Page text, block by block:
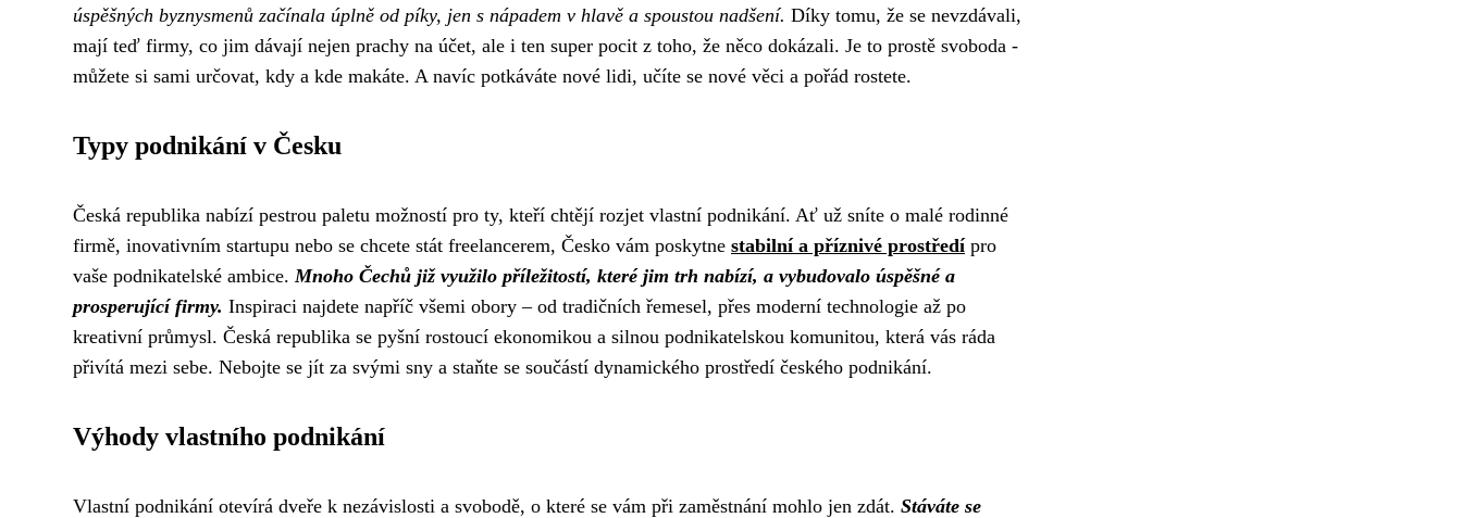
úspěšných byznysmenů začínala úplně od píky, jen s nápadem v hlavě a spoustou nadšení. Díky tomu, že se nevzdávali,
mají teď firmy, co jim dávají nejen prachy na účet, ale i ten super pocit z toho, že něco dokázali. Je to prostě svoboda -
můžete si sami určovat, kdy a kde makáte. A navíc potkáváte nové lidi, učíte se nové věci a pořád rostete.
Typy podnikání v Česku
Česká republika nabízí pestrou paletu možností pro ty, kteří chtějí rozjet vlastní podnikání. Ať už sníte o malé rodinné
firmě, inovativním startupu nebo se chcete stát freelancerem, Česko vám poskytne stabilní a příznivé prostředípro
vaše podnikatelské ambice.Mnoho Čechů již využilo příležitostí, které jim trh nabízí, a vybudovalo úspěšné a
prosperující firmy. Inspiraci najdete napříč všemi obory – od tradičních řemesel, přes moderní technologie až po
kreativní průmysl. Česká republika se pyšní rostoucí ekonomikou a silnou podnikatelskou komunitou, která vás ráda
přivítá mezi sebe. Nebojte se jít za svými sny a staňte se součástí dynamického prostředí českého podnikání.
Výhody vlastního podnikání
Vlastní podnikání otevírá dveře k nezávislosti a svobodě, o které se vám při zaměstnání mohlo jen zdát. Stáváte se